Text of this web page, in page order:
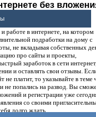
без
работе в интернете, на котором
подработки на дому с
не вкладывая собственных
про сайты и проекты,
заработок в сети
и оставлять свои отзывы.
не платит, то указывайте в теме
не попались на развод. Вы
и регистрации уже
со своими
долго ждать.